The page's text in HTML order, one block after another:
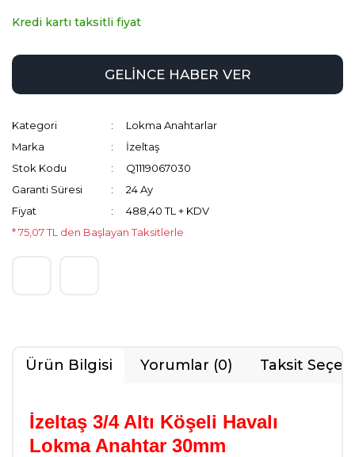
Kredi kartı taksitli fiyat
GELİNCE HABER VER
Kategori
Lokma Anahtarlar
Marka
İzeltaş
Stok Kodu
Q1119067030
Garanti Süresi
24 Ay
Fiyat
488,40 TL + KDV
* 75,07 TL den Başlayan Taksitlerle
Ürün Bilgisi Yorumlar (0) Taksit
İzeltaş 3/4 Altı Köşeli Havalı
Lokma Anahtar 30mm